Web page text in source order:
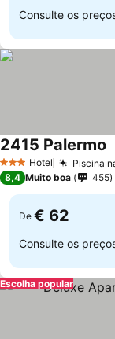
Consulte os
3 EstrelasHotel Piscina
2415 Palermo
8,4 Muito boa 455
De € 62
Consulte os
Escolha popular